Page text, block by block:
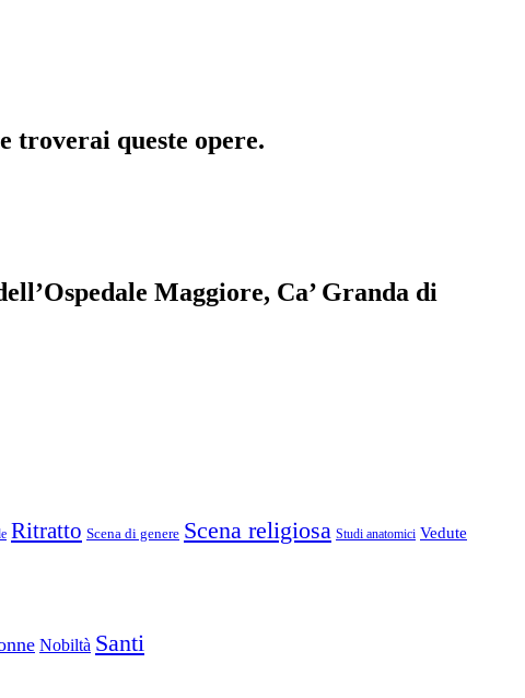
troverai queste opere.
Maggiore, Ca’ Granda di
Ritratto Scena di genere Scena religiosa Studi anatomici Vedute
Nobiltà Santi